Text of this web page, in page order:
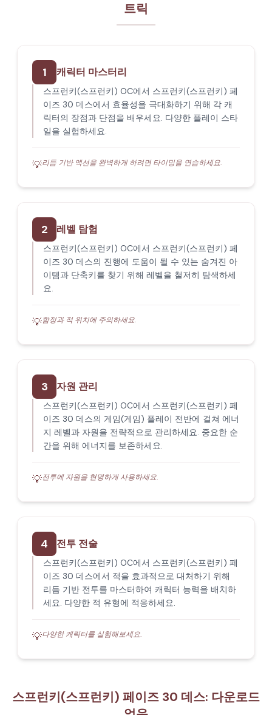
트릭
1 캐릭터 마스터리
스프런키(스프런키) OC에서 스프런키(스프런키) 페
이즈 30 데스에서 효율성을 극대화하기 위해 각 캐
릭터의 장점과 단점을 배우세요. 다양한 플레이 스타
일을 실험하세요.
💡리듬 기반 액션을 완벽하게 하려면 타이밍을 연습하세요.
2 레벨 탐험
스프런키(스프런키) OC에서 스프런키(스프런키) 페
이즈 30 데스의 진행에 도움이 될 수 있는 숨겨진 아
이템과 단축키를 찾기 위해 레벨을 철저히 탐색하세
요.
💡함정과 적 위치에 주의하세요.
3 자원 관리
스프런키(스프런키) OC에서 스프런키(스프런키) 페
이즈 30 데스의 게임(게임) 플레이 전반에 걸쳐 에너
지 레벨과 자원을 전략적으로 관리하세요. 중요한 순
간을 위해 에너지를 보존하세요.
💡전투에 자원을 현명하게 사용하세요.
4 전투 전술
스프런키(스프런키) OC에서 스프런키(스프런키) 페
이즈 30 데스에서 적을 효과적으로 대처하기 위해
리듬 기반 전투를 마스터하여 캐릭터 능력을 배치하
세요. 다양한 적 유형에 적응하세요.
💡다양한 캐릭터를 실험해보세요.
스프런키(스프런키) 페이즈 30 데스: 다운로드